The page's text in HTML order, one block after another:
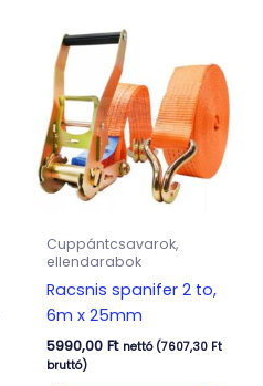
Cuppántcsavarok,
ellendarabok
Racsnis spanifer 2 to,
6m x 25mm
5990,00 Ft nettó (7607,30 Ft
bruttó)